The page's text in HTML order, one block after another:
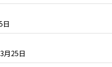
日
月25日